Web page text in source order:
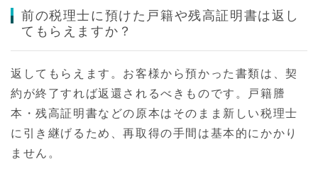
前の税理士に預けた戸籍や残高証明書は返し
てもらえますか？
返してもらえます。お客様から預かった書類は、契
約が終了すれば返還されるべきものです。戸籍謄
本・残高証明書などの原本はそのまま新しい税理士
に引き継げるため、再取得の手間は基本的にかかり
ません。